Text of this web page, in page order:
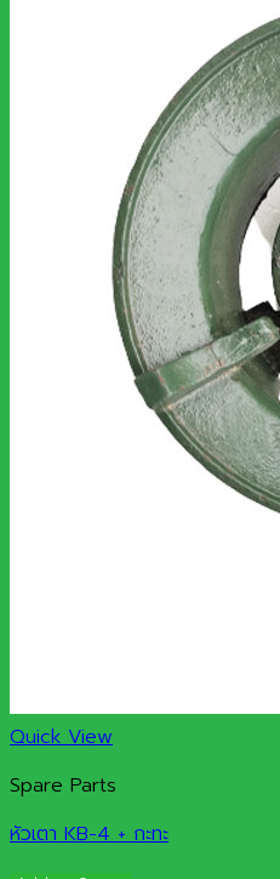
Quick View
Spare Parts
หัวเตา KB-4 + กะทะ